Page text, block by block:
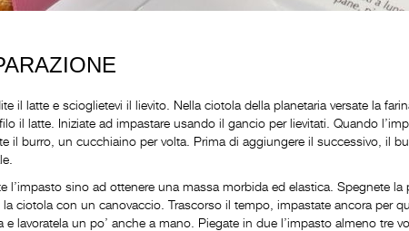
il latte e scioglietevi il lievito. Nella ciotola della planetaria versate la
il latte. Iniziate ad impastare usando il gancio per lievitati. Quando
il burro, un cucchiaino per volta. Prima di aggiungere il successivo, il
l’impasto sino ad ottenere una massa morbida ed elastica. Spegnete la
ciotola con un canovaccio. Trascorso il tempo, impastate ancora per
e lavoratela un po’ anche a mano. Piegate in due l’impasto almeno tre